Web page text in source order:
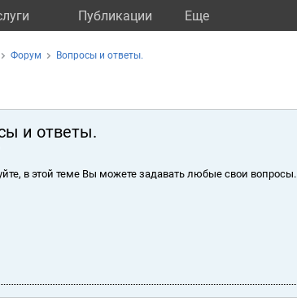
Публикации Eще
Форум Вопросы и ответы.
и ответы.
в этой теме Вы можете задавать любые свои вопросы.